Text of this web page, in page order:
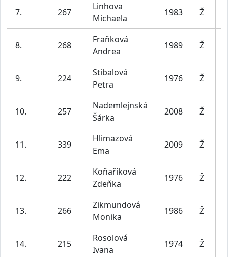
7. 267
Linhova
Michaela
1983 Ž
8. 268
Fraňková
Andrea
1989 Ž
9. 224
Stibalová
Petra
1976 Ž
10. 257
Nademlejnská
Šárka
2008 Ž
11. 339
Hlimazová
Ema
2009 Ž
12. 222
Koňaříková
Zdeňka
1976 Ž
13. 266
Zikmundová
Monika
1986 Ž
14. 215
Rosolová
Ivana
1974 Ž